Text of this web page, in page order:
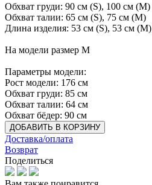
Обхват груди: 90 см (S), 100 см (M)
Обхват талии: 65 см (S), 75 см (M)
Длина изделия: 53 см (S), 53 см (M)
На модели размер М
Параметры модели:
Рост модели: 176 см
Обхват груди: 85 см
Обхват талии: 64 см
Обхват бёдер: 90 см
ДОБАВИТЬ В КОРЗИНУ
Доставка/оплата
Возврат
Поделиться